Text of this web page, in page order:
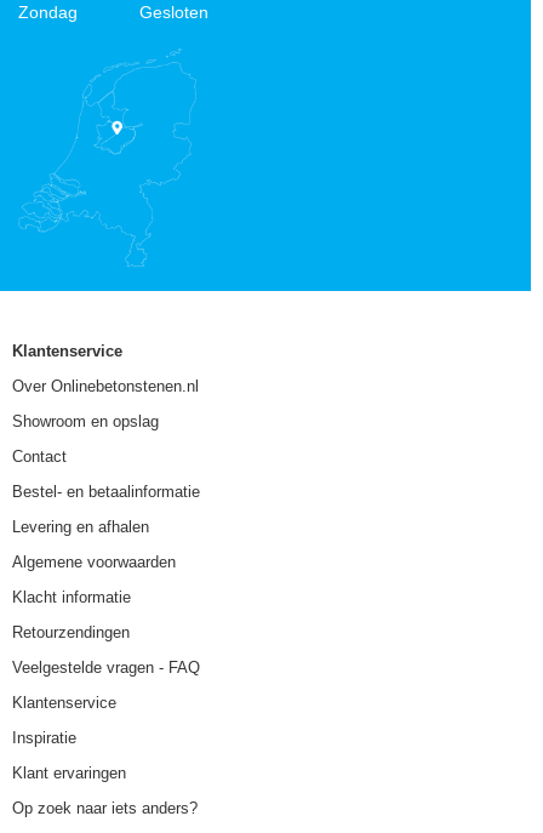
Zondag
Gesloten
Klantenservice
Over Onlinebetonstenen.nl
Showroom en opslag
Contact
Bestel- en betaalinformatie
Levering en afhalen
Algemene voorwaarden
Klacht informatie
Retourzendingen
Veelgestelde vragen - FAQ
Klantenservice
Inspiratie
Klant ervaringen
Op zoek naar iets anders?